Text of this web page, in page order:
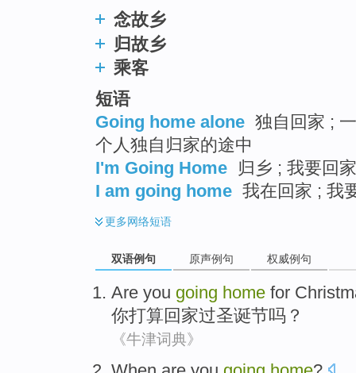
念故乡
归故乡
乘客
短语
Going home alone 独自回家 ;
个人独自归家的途中
I'm Going Home 归乡 ; 我要回
I am going home 我在回家 ; 我
更多网络短语
双语例句 原声例句 权威例句
Are you going home for
你打算回家过圣诞节吗？
《牛津词典》